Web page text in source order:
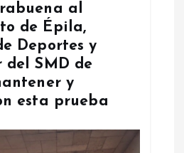
al
de Épila,
Deportes y
del SMD de
y
esta prueba